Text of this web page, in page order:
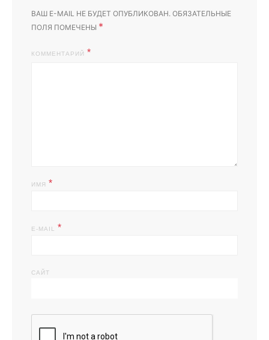
ВАШ E-MAIL НЕ БУДЕТ ОПУБЛИКОВАН. ОБЯЗАТЕЛЬНЫЕ
ПОЛЯ ПОМЕЧЕНЫ *
КОММЕНТАРИЙ
ИМЯ *
E-MAIL *
САЙТ